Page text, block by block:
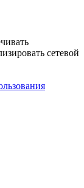
сетевой